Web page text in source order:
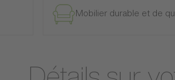
Mobilier durable et de